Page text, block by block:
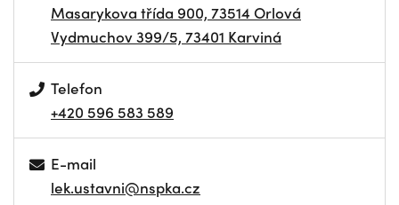
Masarykova třída 900, 73514 Orlová
Vydmuchov 399/5, 73401 Karviná
Telefon
+420 596 583 589
E-mail
lek.ustavni@nspka.cz